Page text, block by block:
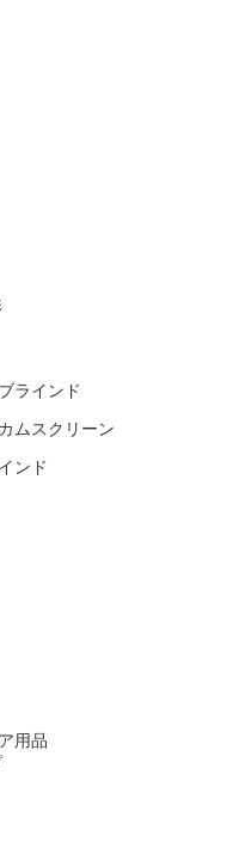
ラインド
ムスクリーン
ンド
用品